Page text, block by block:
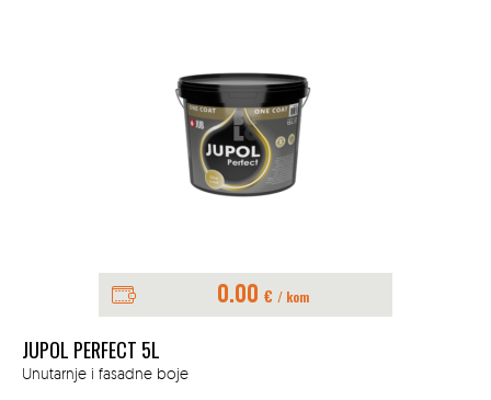
0.00 € / kom
JUPOL PERFECT 5L
Unutarnje i fasadne boje